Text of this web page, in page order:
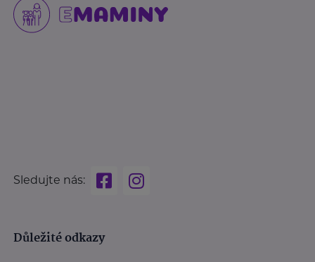
Sledujte nás:
Důležité odkazy